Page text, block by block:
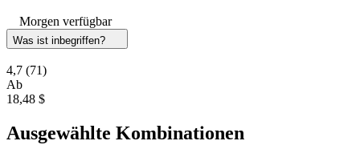
Morgen verfügbar
Was ist inbegriffen?
4,7 (71)
Ab
18,48 $
Ausgewählte Kombinationen